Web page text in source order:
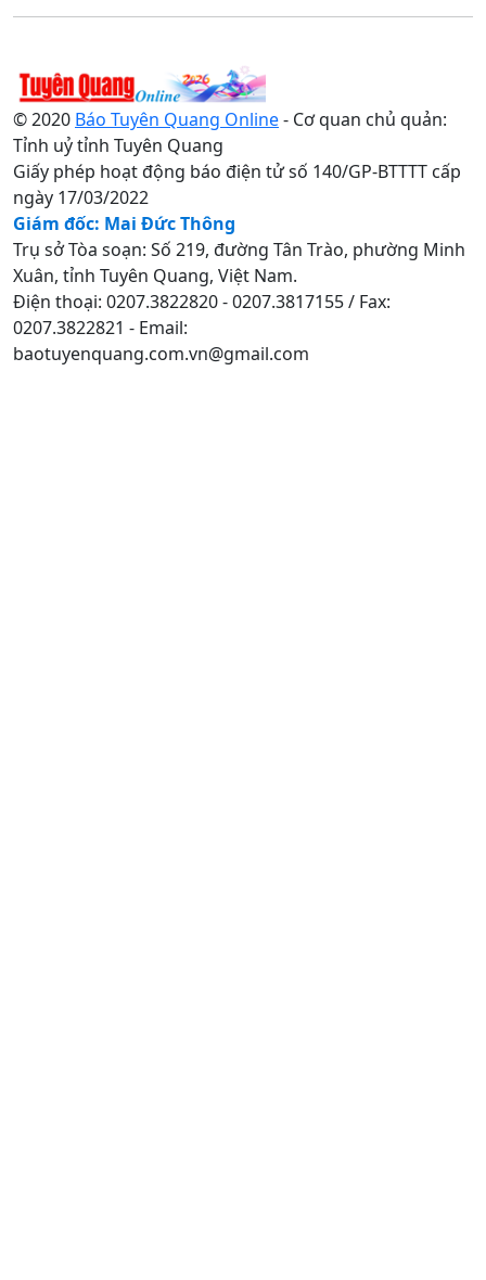
© 2020 Báo Tuyên Quang Online- Cơ quan chủ quản:
Tỉnh uỷ tỉnh Tuyên Quang
Giấy phép hoạt động báo điện tử số 140/GP-BTTTT cấp
ngày 17/03/2022
Giám đốc: Mai Đức Thông
Trụ sở Tòa soạn: Số 219, đường Tân Trào, phường Minh
Xuân, tỉnh Tuyên Quang, Việt Nam.
Điện thoại: 0207.3822820 - 0207.3817155 / Fax:
0207.3822821 - Email:
baotuyenquang.com.vn@gmail.com